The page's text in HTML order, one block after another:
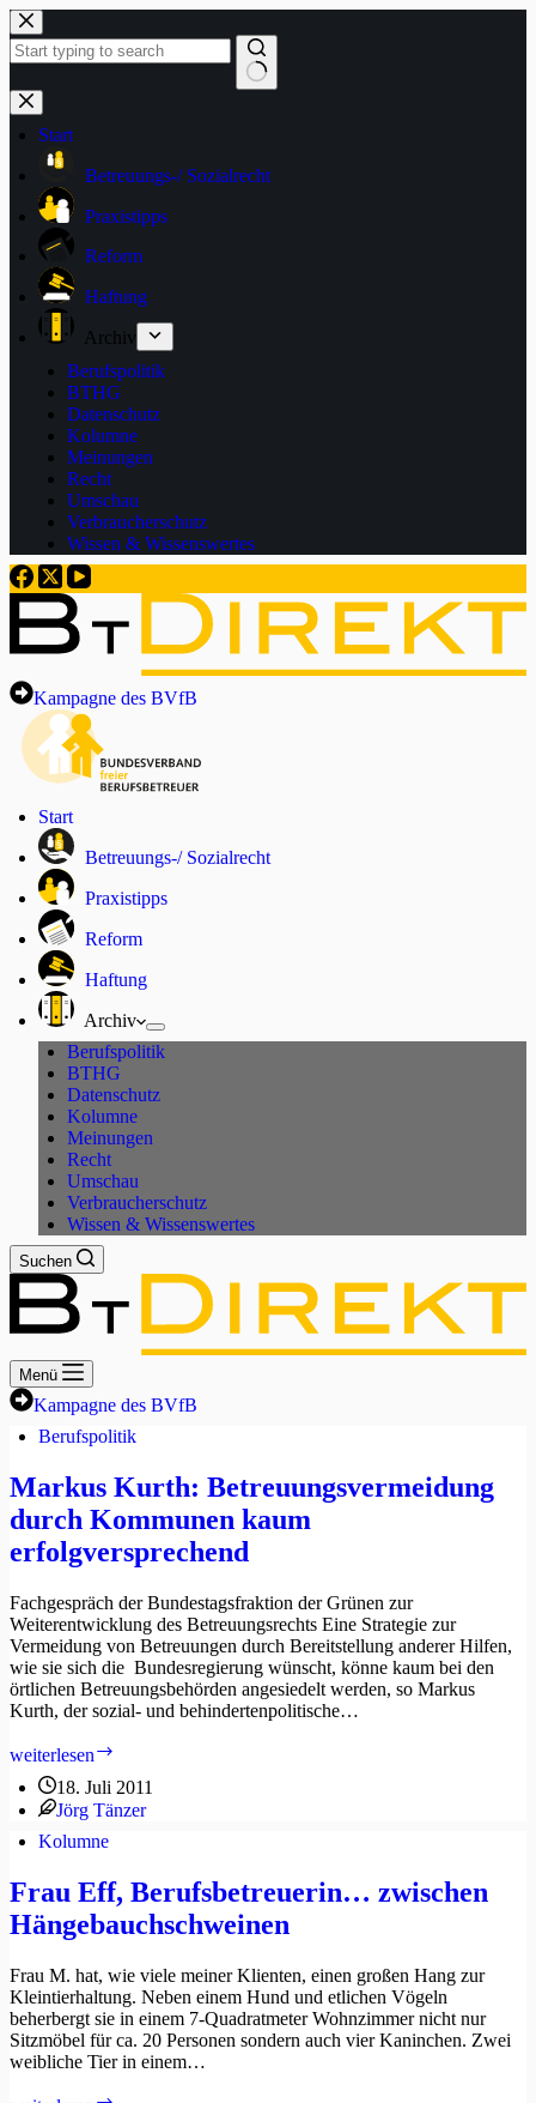
Zum
Inhalt
springen
Keine
Ergebnisse
Start
Betreuungs-/ Sozialrecht
Praxistipps
Reform
Haftung
Archiv
Berufspolitik
BTHG
Datenschutz
Kolumne
Meinungen
Recht
Umschau
Verbraucherschutz
Wissen & Wissenswertes
Kampagne des BVfB
Start
Betreuungs-/ Sozialrecht
Praxistipps
Reform
Haftung
Archiv
Berufspolitik
BTHG
Datenschutz
Kolumne
Meinungen
Recht
Umschau
Verbraucherschutz
Wissen & Wissenswertes
Suchen
Menü
Kampagne des BVfB
Berufspolitik
Markus Kurth: Betreuungsvermeidung
durch Kommunen kaum
erfolgversprechend
Fachgespräch der Bundestagsfraktion der Grünen zur
Weiterentwicklung des Betreuungsrechts Eine Strategie zur
Vermeidung von Betreuungen durch Bereitstellung anderer Hilfen,
wie sie sich die Bundesregierung wünscht, könne kaum bei den
örtlichen Betreuungsbehörden angesiedelt werden, so Markus
Kurth, der sozial- und behindertenpolitische…
weiterlesen
Betreuungsvermeidung
durch
erfolgversprechend
18. Juli 2011
Jörg Tänzer
Kolumne
Frau Eff, Berufsbetreuerin… zwischen
Hängebauchschweinen
Frau M. hat, wie viele meiner Klienten, einen großen Hang zur
Kleintierhaltung. Neben einem Hund und etlichen Vögeln
beherbergt sie in einem 7-Quadratmeter Wohnzimmer nicht nur
Sitzmöbel für ca. 20 Personen sondern auch vier Kaninchen. Zwei
weibliche Tier in einem…